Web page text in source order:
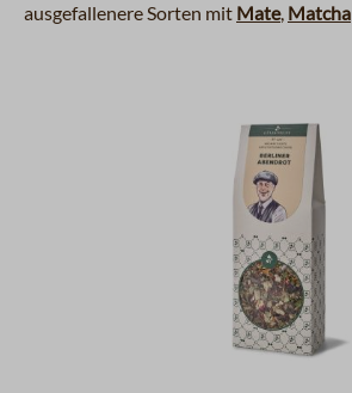
ausgefallenere Sorten mit Mate, Matcha
Produktgalerie überspringen